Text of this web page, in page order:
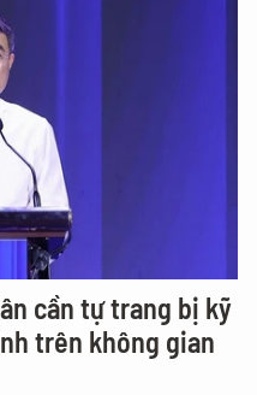
cần tự trang bị kỹ
trên không gian